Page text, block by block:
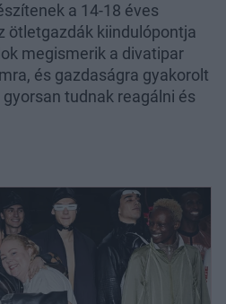
a 14-18 éves
ötletgazdák kiindulópontja
megismerik a divatipar
és gazdaságra gyakorolt
tudnak reagálni és